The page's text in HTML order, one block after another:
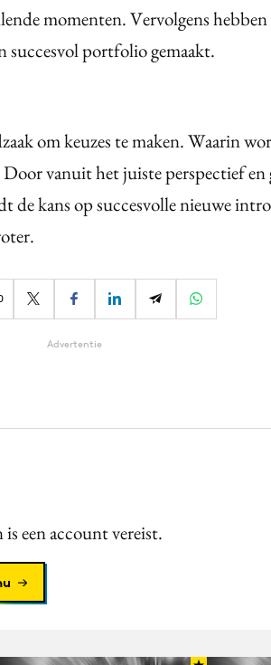
momenten. Vervolgens hebben
succesvol portfolio gemaakt.
om keuzes te maken. Waarin
vanuit het juiste perspectief
de kans op succesvolle nieuwe
Advertentie
een account vereist.